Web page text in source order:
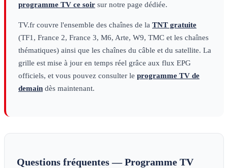
programme TV ce soir sur notre page dédiée.
TV.fr couvre l'ensemble des chaînes de la TNT gratuite
(TF1, France 2, France 3, M6, Arte, W9, TMC et les chaînes
thématiques) ainsi que les chaînes du câble et du satellite. La
grille est mise à jour en temps réel grâce aux flux EPG
officiels, et vous pouvez consulter le programme TV de
demain dès maintenant.
Questions fréquentes — Programme TV